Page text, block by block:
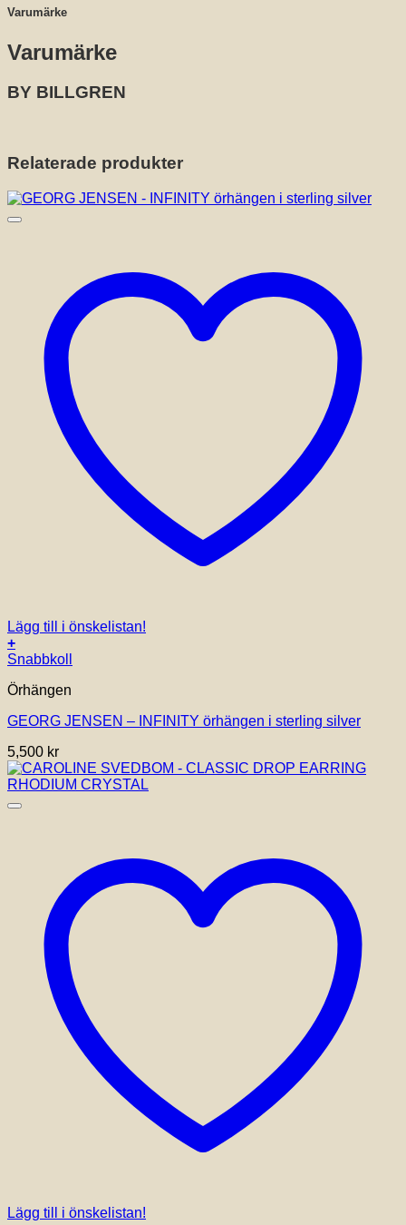
Varumärke
Varumärke
BY BILLGREN
Relaterade produkter
Lägg till i önskelistan!
+
Snabbkoll
Örhängen
GEORG JENSEN – INFINITY örhängen i sterling silver
5,500 kr
Lägg till i önskelistan!